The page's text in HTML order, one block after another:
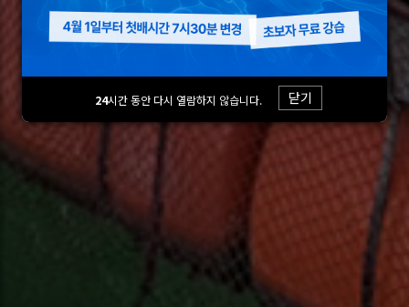
24시간 동안 다시 열람하지 않습니다. 닫기